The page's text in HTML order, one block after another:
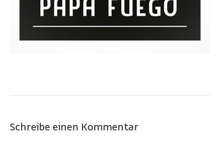
Schreibe einen Kommentar